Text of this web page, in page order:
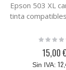
Epson 503 XL
tinta
Rating:
15,00